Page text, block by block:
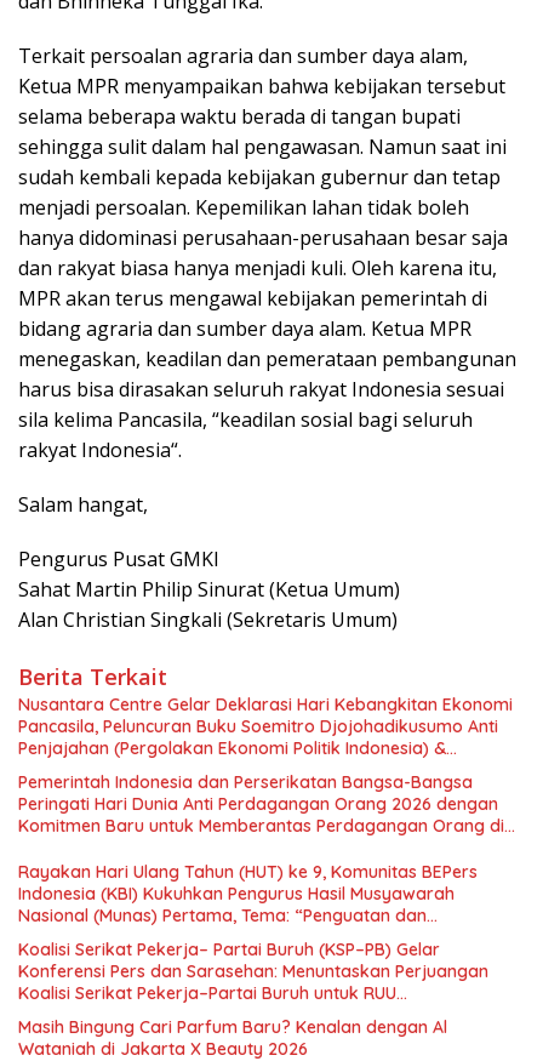
Terkait persoalan agraria dan sumber daya alam,
Ketua MPR menyampaikan bahwa kebijakan tersebut
selama beberapa waktu berada di tangan bupati
sehingga sulit dalam hal pengawasan. Namun saat ini
sudah kembali kepada kebijakan gubernur dan tetap
menjadi persoalan. Kepemilikan lahan tidak boleh
hanya didominasi perusahaan-perusahaan besar saja
dan rakyat biasa hanya menjadi kuli. Oleh karena itu,
MPR akan terus mengawal kebijakan pemerintah di
bidang agraria dan sumber daya alam. Ketua MPR
menegaskan, keadilan dan pemerataan pembangunan
harus bisa dirasakan seluruh rakyat Indonesia sesuai
sila kelima Pancasila, “keadilan sosial bagi seluruh
rakyat Indonesia“.
Salam hangat,
Pengurus Pusat GMKI
Sahat Martin Philip Sinurat (Ketua Umum)
Alan Christian Singkali (Sekretaris Umum)
Berita Terkait
Nusantara Centre Gelar Deklarasi Hari Kebangkitan Ekonomi
Pancasila, Peluncuran Buku Soemitro Djojohadikusumo Anti
Penjajahan (Pergolakan Ekonomi Politik Indonesia) &
Simposium Nasional “Urgensi Undang-Undang Perekonomian
Nasional dan Kesejahteraan Sosial dalam Menata Bangsa
Menuju Indonesia Emas 2045”,
Pemerintah Indonesia dan Perserikatan Bangsa-Bangsa
Peringati Hari Dunia Anti Perdagangan Orang 2026 dengan
Komitmen Baru untuk Memberantas Perdagangan Orang di
Rayakan Hari Ulang Tahun (HUT) ke 9, Komunitas BEPers
Indonesia (KBI) Kukuhkan Pengurus Hasil Musyawarah
Nasional (Munas) Pertama, Tema: “Penguatan dan
Pengembangan Organisasi KBI yang Berbasis Riset di seluruh
Indonesia dan Mancanegara”.
Koalisi Serikat Pekerja– Partai Buruh (KSP–PB) Gelar
Konferensi Pers dan Sarasehan: Menuntaskan Perjuangan
Koalisi Serikat Pekerja–Partai Buruh untuk RUU
Ketenagakerjaan Baru.
Masih Bingung Cari Parfum Baru? Kenalan dengan Al
Wataniah di Jakarta X Beauty 2026